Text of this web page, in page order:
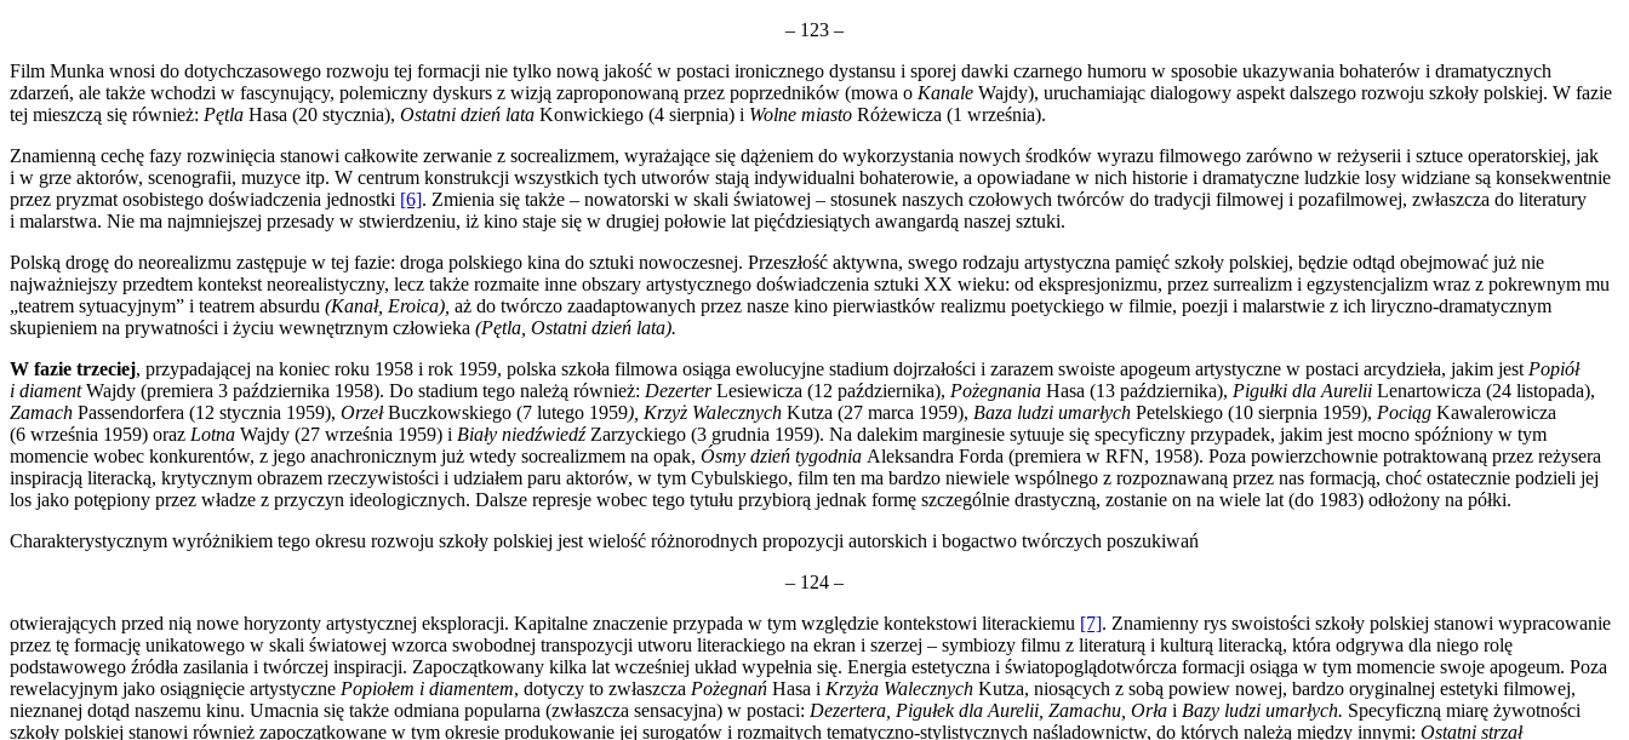
– 123 –
Film Munka wnosi do dotychczasowego rozwoju tej formacji nie tylko nową jakość w postaci ironicznego dystansu i sporej dawki czarnego humoru w sposobie ukazywania bohaterów i dramatycznych
zdarzeń, ale także wchodzi w fascynujący, polemiczny dyskurs z wizją zaproponowaną przez poprzedników (mowa o Kanale Wajdy), uruchamiając dialogowy aspekt dalszego rozwoju szkoły polskiej. W fazie
tej mieszczą się również: Pętla Hasa (20 stycznia), Ostatni dzień lata Konwickiego (4 sierpnia) i Wolne miasto Różewicza (1 września).
Znamienną cechę fazy rozwinięcia stanowi całkowite zerwanie z socrealiz­mem, wyrażające się dążeniem do wykorzystania nowych środków wyrazu fil­mowego zarówno w reżyserii i sztuce operatorskiej, jak
i w grze aktorów, sceno­grafii, muzyce itp. W centrum konstrukcji wszystkich tych utworów stają indy­widualni bohaterowie, a opowiadane w nich historie i dramatyczne ludzkie losy widziane są konsekwentnie
przez pryzmat osobistego doświadczenia jed­nostki [6]. Zmienia się także – nowatorski w skali światowej – stosunek naszych czołowych twórców do tradycji filmowej i pozafilmowej, zwłaszcza do literatu­ry
i malarstwa. Nie ma najmniejszej przesady w stwierdzeniu, iż kino staje się w drugiej połowie lat pięćdziesiątych awangardą naszej sztuki.
Polską drogę do neorealizmu zastępuje w tej fazie: droga polskiego kina do sztuki nowoczesnej. Przeszłość aktywna, swego rodzaju artystyczna pamięć szko­ły polskiej, będzie odtąd obejmować już nie
najważniejszy przedtem kontekst neorealistyczny, lecz także rozmaite inne obszary artystycznego doświadczenia sztuki XX wieku: od ekspresjonizmu, przez surrealizm i egzystencjalizm wraz z pokrewnym mu
„teatrem sytuacyjnym” i teatrem absurdu (Kanał, Eroica), aż do twórczo zaadaptowanych przez nasze kino pierwiastków realizmu poetyc­kiego w filmie, poezji i malarstwie z ich liryczno-dramatycznym
skupieniem na prywatności i życiu wewnętrznym człowieka (Pętla, Ostatni dzień lata).
W fazie trzeciej, przypadającej na koniec roku 1958 i rok 1959, polska szkoła filmowa osiąga ewolucyjne stadium dojrzałości i zarazem swoiste apogeum artystyczne w postaci arcydzieła, jakim jest Popiół
i diamentWajdy (premiera 3 października 1958). Do stadium tego należą również: DezerterLe­siewicza (12 października), Pożegnania Hasa (13 października), Pigułki dla Aurelii Lenartowicza (24 listopada),
Zamach Passendorfera (12 stycznia 1959), OrzełBuczkowskiego (7 lutego 1959), Krzyż Walecznych Kutza (27 marca 1959), Baza ludzi umarłych Petelskiego (10 sierpnia 1959), Pociąg Kawalerowicza
(6 września 1959) oraz Lotna Wajdy (27 września 1959) i Biały niedźwiedź Zarzyckiego (3 grudnia 1959). Na dalekim marginesie sytuuje się specyficzny przypadek, jakim jest mocno spóźniony w tym
momencie wobec konkurentów, z jego anachronicznym już wtedy socrealizmem na opak, Ósmy dzień tygodnia Aleksandra Forda (premiera w RFN, 1958). Poza powierzchownie potraktowaną przez reżysera
inspiracją literacką, krytycznym obrazem rzeczywistości i udzia­łem paru aktorów, w tym Cybulskiego, film ten ma bardzo niewiele wspólnego z rozpoznawaną przez nas formacją, choć ostatecznie podzieli jej
los jako potępiony przez władze z przyczyn ideologicznych. Dalsze represje wobec tego ty­tułu przybiorą jednak formę szczególnie drastyczną, zostanie on na wiele lat (do 1983) odłożony na półki.
Charakterystycznym wyróżnikiem tego okresu rozwoju szkoły polskiej jest wielość różnorodnych propozycji autorskich i bogactwo twórczych poszukiwań
– 124 –
otwierających przed nią nowe horyzonty artystycznej eksploracji. Kapitalne zna­czenie przypada w tym względzie kontekstowi literackiemu [7]. Znamienny rys swoistości szkoły polskiej stanowi wypracowanie
przez tę formację unikatowe­go w skali światowej wzorca swobodnej transpozycji utworu literackiego na ekran i szerzej – symbiozy filmu z literaturą i kulturą literacką, która odgrywa dla niego rolę
podstawowego źródła zasilania i twórczej inspiracji. Zapocząt­kowany kilka lat wcześniej układ wypełnia się. Energia estetyczna i światopoglądotwórcza formacji osiąga w tym momencie swoje apogeum. Poza
rewela­cyjnym jako osiągnięcie artystyczne Popiołem i diamentem, dotyczy to zwła­szcza Pożegnań Hasa i Krzyża Walecznych Kutza, niosących z sobą powiew nowej, bardzo oryginalnej estetyki filmowej,
nieznanej dotąd naszemu kinu. Umacnia się także odmiana popularna (zwłaszcza sensacyjna) w postaci: Dezer­tera, Pigułek dla Aurelii, Zamachu, Orła i Bazy ludzi umarłych. Specyficzną miarę żywotności
szkoły polskiej stanowi również zapoczątkowane w tym okresie produkowanie jej surogatów i rozmaitych tematyczno-stylistycznych naśladownictw, do których należą między innymi: Ostatni strzał